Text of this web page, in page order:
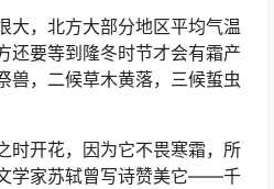
，北方大部分地区平均气温
还要等到隆冬时节才会有霜产
兽，二候草木黄落，三候蜇虫
开花，因为它不畏寒霜，所
学家苏轼曾写诗赞美它——千